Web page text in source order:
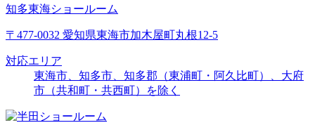
知多東海ショールーム
〒477-0032 愛知県東海市加木屋町丸根12-5
対応エリア
東海市、知多市、知多郡（東浦町・阿久比町）、大府
市（共和町・共西町）を除く